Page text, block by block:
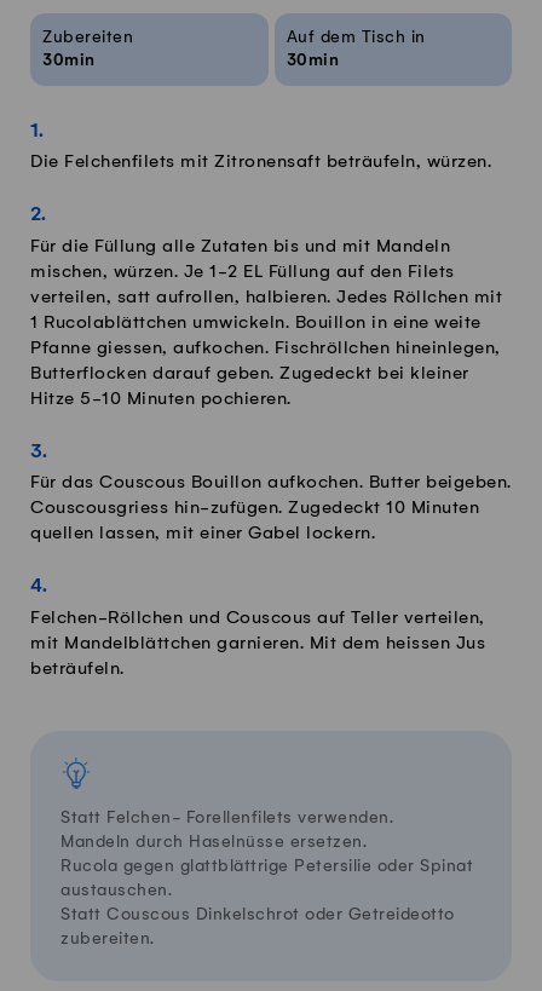
Rezeptinfos
Zubereiten
30min
Auf dem Tisch in
30min
Die Felchenfilets mit Zitronensaft beträufeln, würzen.
Für die Füllung alle Zutaten bis und mit Mandeln
mischen, würzen. Je 1-2 EL Füllung auf den Filets
verteilen, satt aufrollen, halbieren. Jedes Röllchen mit
1 Rucolablättchen umwickeln. Bouillon in eine weite
Pfanne giessen, aufkochen. Fischröllchen hineinlegen,
Butterflocken darauf geben. Zugedeckt bei kleiner
Hitze 5-10 Minuten pochieren.
Für das Couscous Bouillon aufkochen. Butter beigeben.
Couscousgriess hin-zufügen. Zugedeckt 10 Minuten
quellen lassen, mit einer Gabel lockern.
Felchen-Röllchen und Couscous auf Teller verteilen,
mit Mandelblättchen garnieren. Mit dem heissen Jus
beträufeln.
Statt Felchen- Forellenfilets verwenden.
Mandeln durch Haselnüsse ersetzen.
Rucola gegen glattblättrige Petersilie oder Spinat
austauschen.
Statt Couscous Dinkelschrot oder Getreideotto
zubereiten.